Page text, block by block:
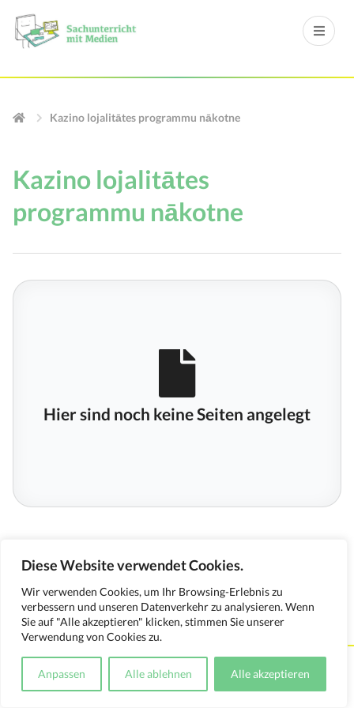
Diese Website verwendet Cookies.
Wir verwenden Cookies, um Ihr Browsing-Erlebnis zu
verbessern und unseren Datenverkehr zu analysieren. Wenn
Sie auf "Alle akzeptieren" klicken, stimmen Sie unserer
Verwendung von Cookies zu.
Anpassen Alle ablehnen Alle akzeptieren
Kazino lojalitātes programmu nākotne
Kazino lojalitātes
programmu nākotne
Hier sind noch keine Seiten angelegt
Kontakt Impressum Datenschutzerklärung
Medienverwendungsnachweis